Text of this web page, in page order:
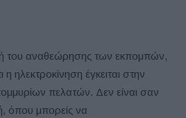
του αναθεώρησης των εκπομπών,
ηλεκτροκίνηση έγκειται στην
πελατών. Δεν είναι σαν
όπου μπορείς να